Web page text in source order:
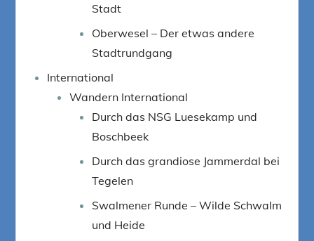
Stadt
Oberwesel – Der etwas andere
Stadtrundgang
International
Wandern International
Durch das NSG Luesekamp und
Boschbeek
Durch das grandiose Jammerdal bei
Tegelen
Swalmener Runde – Wilde Schwalm
und Heide